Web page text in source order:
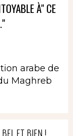
À" CE
arabe de
Maghreb
ET BIEN !